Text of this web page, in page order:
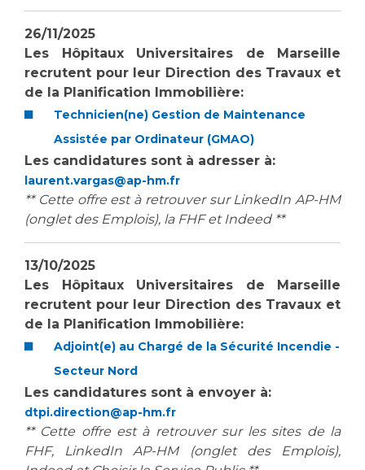
26/11/2025
Les Hôpitaux Universitaires de Marseille
recrutent pour leur Direction des Travaux et
de la Planification Immobilière:
Technicien(ne) Gestion de Maintenance
Assistée par Ordinateur (GMAO)
Les candidatures sont à adresser à:
laurent.vargas@ap-hm.fr
** Cette offre est à retrouver sur LinkedIn AP-HM
(onglet des Emplois), la FHF et Indeed **
13/10/2025
Les Hôpitaux Universitaires de Marseille
recrutent pour leur Direction des Travaux et
de la Planification Immobilière:
Adjoint(e) au Chargé de la Sécurité Incendie -
Secteur Nord
Les candidatures sont à envoyer à:
dtpi.direction@ap-hm.fr
** Cette offre est à retrouver sur les sites de la
FHF, LinkedIn AP-HM (onglet des Emplois),